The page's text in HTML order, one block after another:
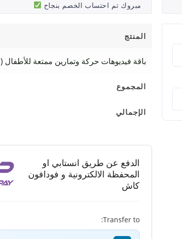
مبروك تم احتساب الخصم بنجاح
المنتج
باقة فيديوهات حركة وتمارين ممتعة للأطفال ( 25 فديو )
المجموع
الإجمالي
الدفع عن طريق انستابي او
المحفظة الالكترونية و فودافون
كاش
Transfer to: